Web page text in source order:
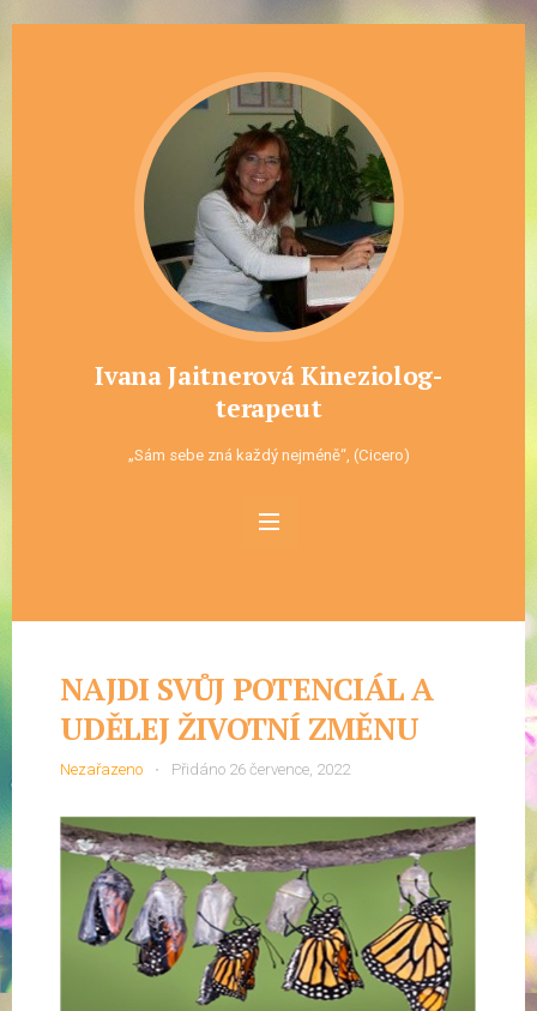
Ivana Jaitnerová Kineziolog-
terapeut
„Sám sebe zná každý nejméně“, (Cicero)
NAJDI SVŮJ POTENCIÁL A
UDĚLEJ ŽIVOTNÍ ZMĚNU
Nezařazeno Přidáno 26 července, 2022